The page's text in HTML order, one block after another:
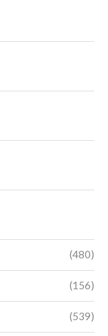
(480)
(156)
(539)